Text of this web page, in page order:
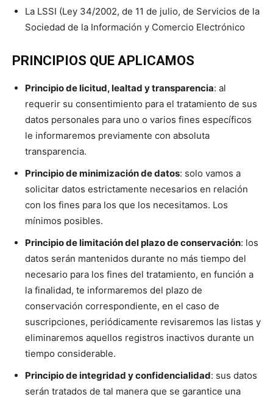
La LSSI (Ley 34/2002, de 11 de julio, de Servicios de la
Sociedad de la Información y Comercio Electrónico
PRINCIPIOS QUE APLICAMOS
Principio de licitud, lealtad y transparencia: al
requerir su consentimiento para el tratamiento de sus
datos personales para uno o varios fines específicos
le informaremos previamente con absoluta
transparencia.
Principio de minimización de datos: solo vamos a
solicitar datos estrictamente necesarios en relación
con los fines para los que los necesitamos. Los
mínimos posibles.
Principio de limitación del plazo de conservación: los
datos serán mantenidos durante no más tiempo del
necesario para los fines del tratamiento, en función a
la finalidad, te informaremos del plazo de
conservación correspondiente, en el caso de
suscripciones, periódicamente revisaremos las listas y
eliminaremos aquellos registros inactivos durante un
tiempo considerable.
Principio de integridad y confidencialidad: sus datos
serán tratados de tal manera que se garantice una